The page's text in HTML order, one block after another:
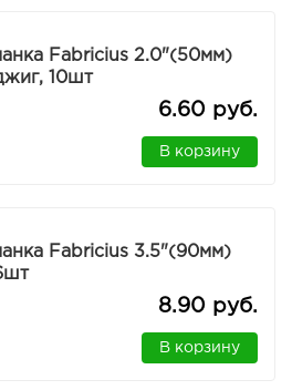
Fabricius 2.0"(50мм)
10шт
6.60 руб.
В корзину
Fabricius 3.5"(90мм)
8.90 руб.
В корзину